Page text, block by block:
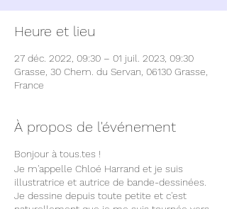
Heure et lieu
27 déc. 2022, 09:30 – 01 juil. 2023, 09:30
Grasse, 30 Chem. du Servan, 06130 Grasse,
France
À propos de l'événement
Bonjour à tous.tes !
Je m'appelle Chloé Harrand et je suis
illustratrice et autrice de bande-dessinées.
Je dessine depuis toute petite et c'est